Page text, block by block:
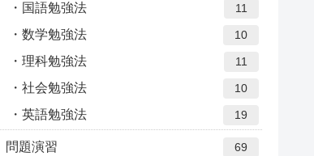
国語勉強法 11
数学勉強法 10
理科勉強法 11
社会勉強法 10
英語勉強法 19
問題演習 69